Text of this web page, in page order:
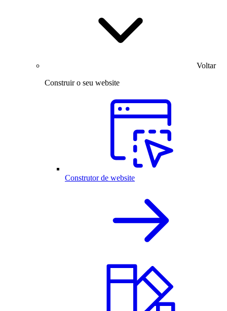
Voltar
Construir o seu website
Construtor de website